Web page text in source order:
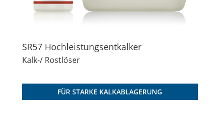
SR57 Hochleistungsentkalker
Kalk-/ Rostlöser
FÜR STARKE KALKABLAGERUNG